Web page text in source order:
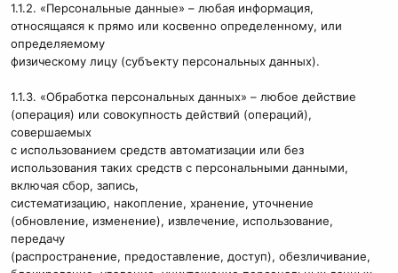
1.1.2. «Персональные данные» – любая информация,
относящаяся к прямо или косвенно определенному, или
определяемому
физическому лицу (субъекту персональных данных).
1.1.3. «Обработка персональных данных» – любое действие
(операция) или совокупность действий (операций),
совершаемых
с использованием средств автоматизации или без
использования таких средств с персональными данными,
включая сбор, запись,
систематизацию, накопление, хранение, уточнение
(обновление, изменение), извлечение, использование,
передачу
(распространение, предоставление, доступ), обезличивание,